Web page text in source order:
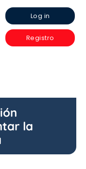
Log in
Registro
la